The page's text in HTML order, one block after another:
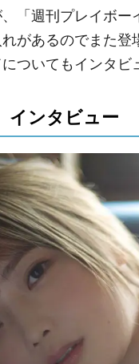
「週刊プレイボ
があるのでまた
ついてもインタビ
ンタビュー